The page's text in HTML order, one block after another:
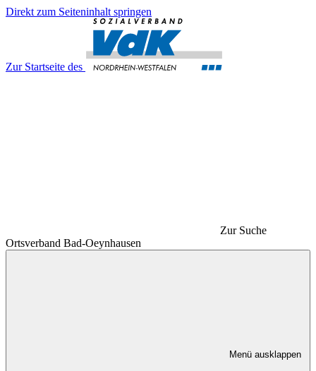
Direkt zum Seiteninhalt springen
Zur Startseite des
Zur Suche
Ortsverband Bad-Oeynhausen
Menü ausklappen